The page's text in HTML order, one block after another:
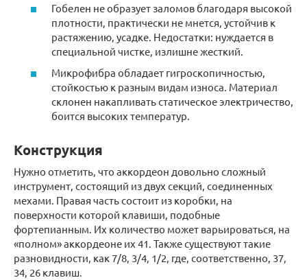
Гобелен не образует заломов благодаря высокой
плотности, практически не мнется, устойчив к
растяжению, усадке. Недостатки: нуждается в
специальной чистке, излишне жесткий.
Микрофибра обладает гигроскопичностью,
стойкостью к разным видам износа. Материал
склонен накапливать статическое электричество,
боится высоких температур.
Конструкция
Нужно отметить, что аккордеон довольно сложный
инструмент, состоящий из двух секций, соединенных
мехами. Правая часть состоит из коробки, на
поверхности которой клавиши, подобные
фортепианным. Их количество может варьироваться, на
«полном» аккордеоне их 41. Также существуют такие
разновидности, как 7/8, 3/4, 1/2, где, соответственно, 37,
34, 26 клавиш.